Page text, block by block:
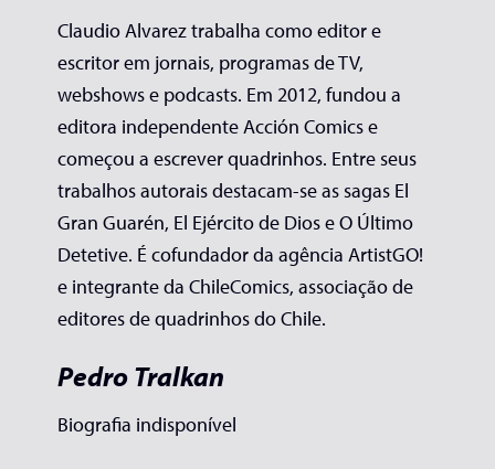
Claudio Alvarez trabalha como editor e
escritor em jornais, programas de TV,
webshows e podcasts. Em 2012, fundou a
editora independente Acción Comics e
começou a escrever quadrinhos. Entre seus
trabalhos autorais destacam-se as sagas El
Gran Guarén, El Ejército de Dios e O Último
Detetive. É cofundador da agência ArtistGO!
e integrante da ChileComics, associação de
editores de quadrinhos do Chile.
Pedro Tralkan
Biografia indisponível